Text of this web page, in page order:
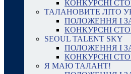
КОНКУРСНІ
ТАЛАНОВИТЕ ЛІТО
ПОЛОЖЕННЯ І
КОНКУРСНІ
SEOUL TALENT SKY
ПОЛОЖЕННЯ І
КОНКУРСНІ
Я МАЮ ТАЛАНТ!